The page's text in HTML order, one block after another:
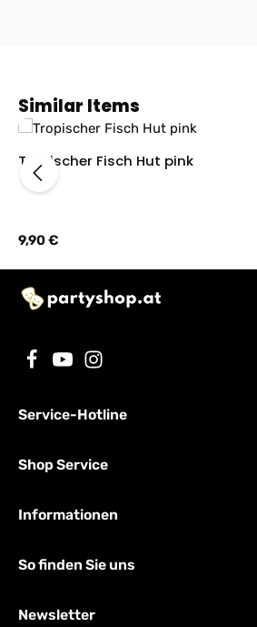
Produktgalerie überspringen
Similar Items
Tropischer Fisch Hut pink
Regulärer Preis:
9,90 €
Service-Hotline
Shop Service
Informationen
So finden Sie uns
Newsletter